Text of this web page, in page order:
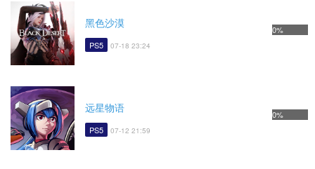
黑色沙漠
PS5 07-18 23:24
0%
远星物语
PS5 07-12 21:59
0%